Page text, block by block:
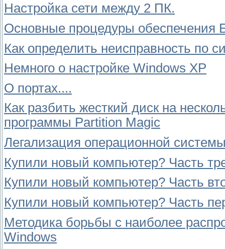
Настройка сети между 2 ПК.
Основные процедуры обеспечения
Как определить неисправность по
Немного о настройке Windows XP
О портах....
Как разбить жесткий диск на
программы Partition Magic
Легализация операционной
Купили новый компьютер? Часть
Купили новый компьютер? Часть
Купили новый компьютер? Часть
Методика борьбы с наиболее
Windows